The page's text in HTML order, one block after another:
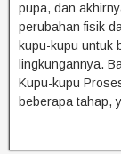
pupa, dan
perubahan fisik
kupu-kupu untuk
lingkungannya.
Kupu-kupu
beberapa tahap,